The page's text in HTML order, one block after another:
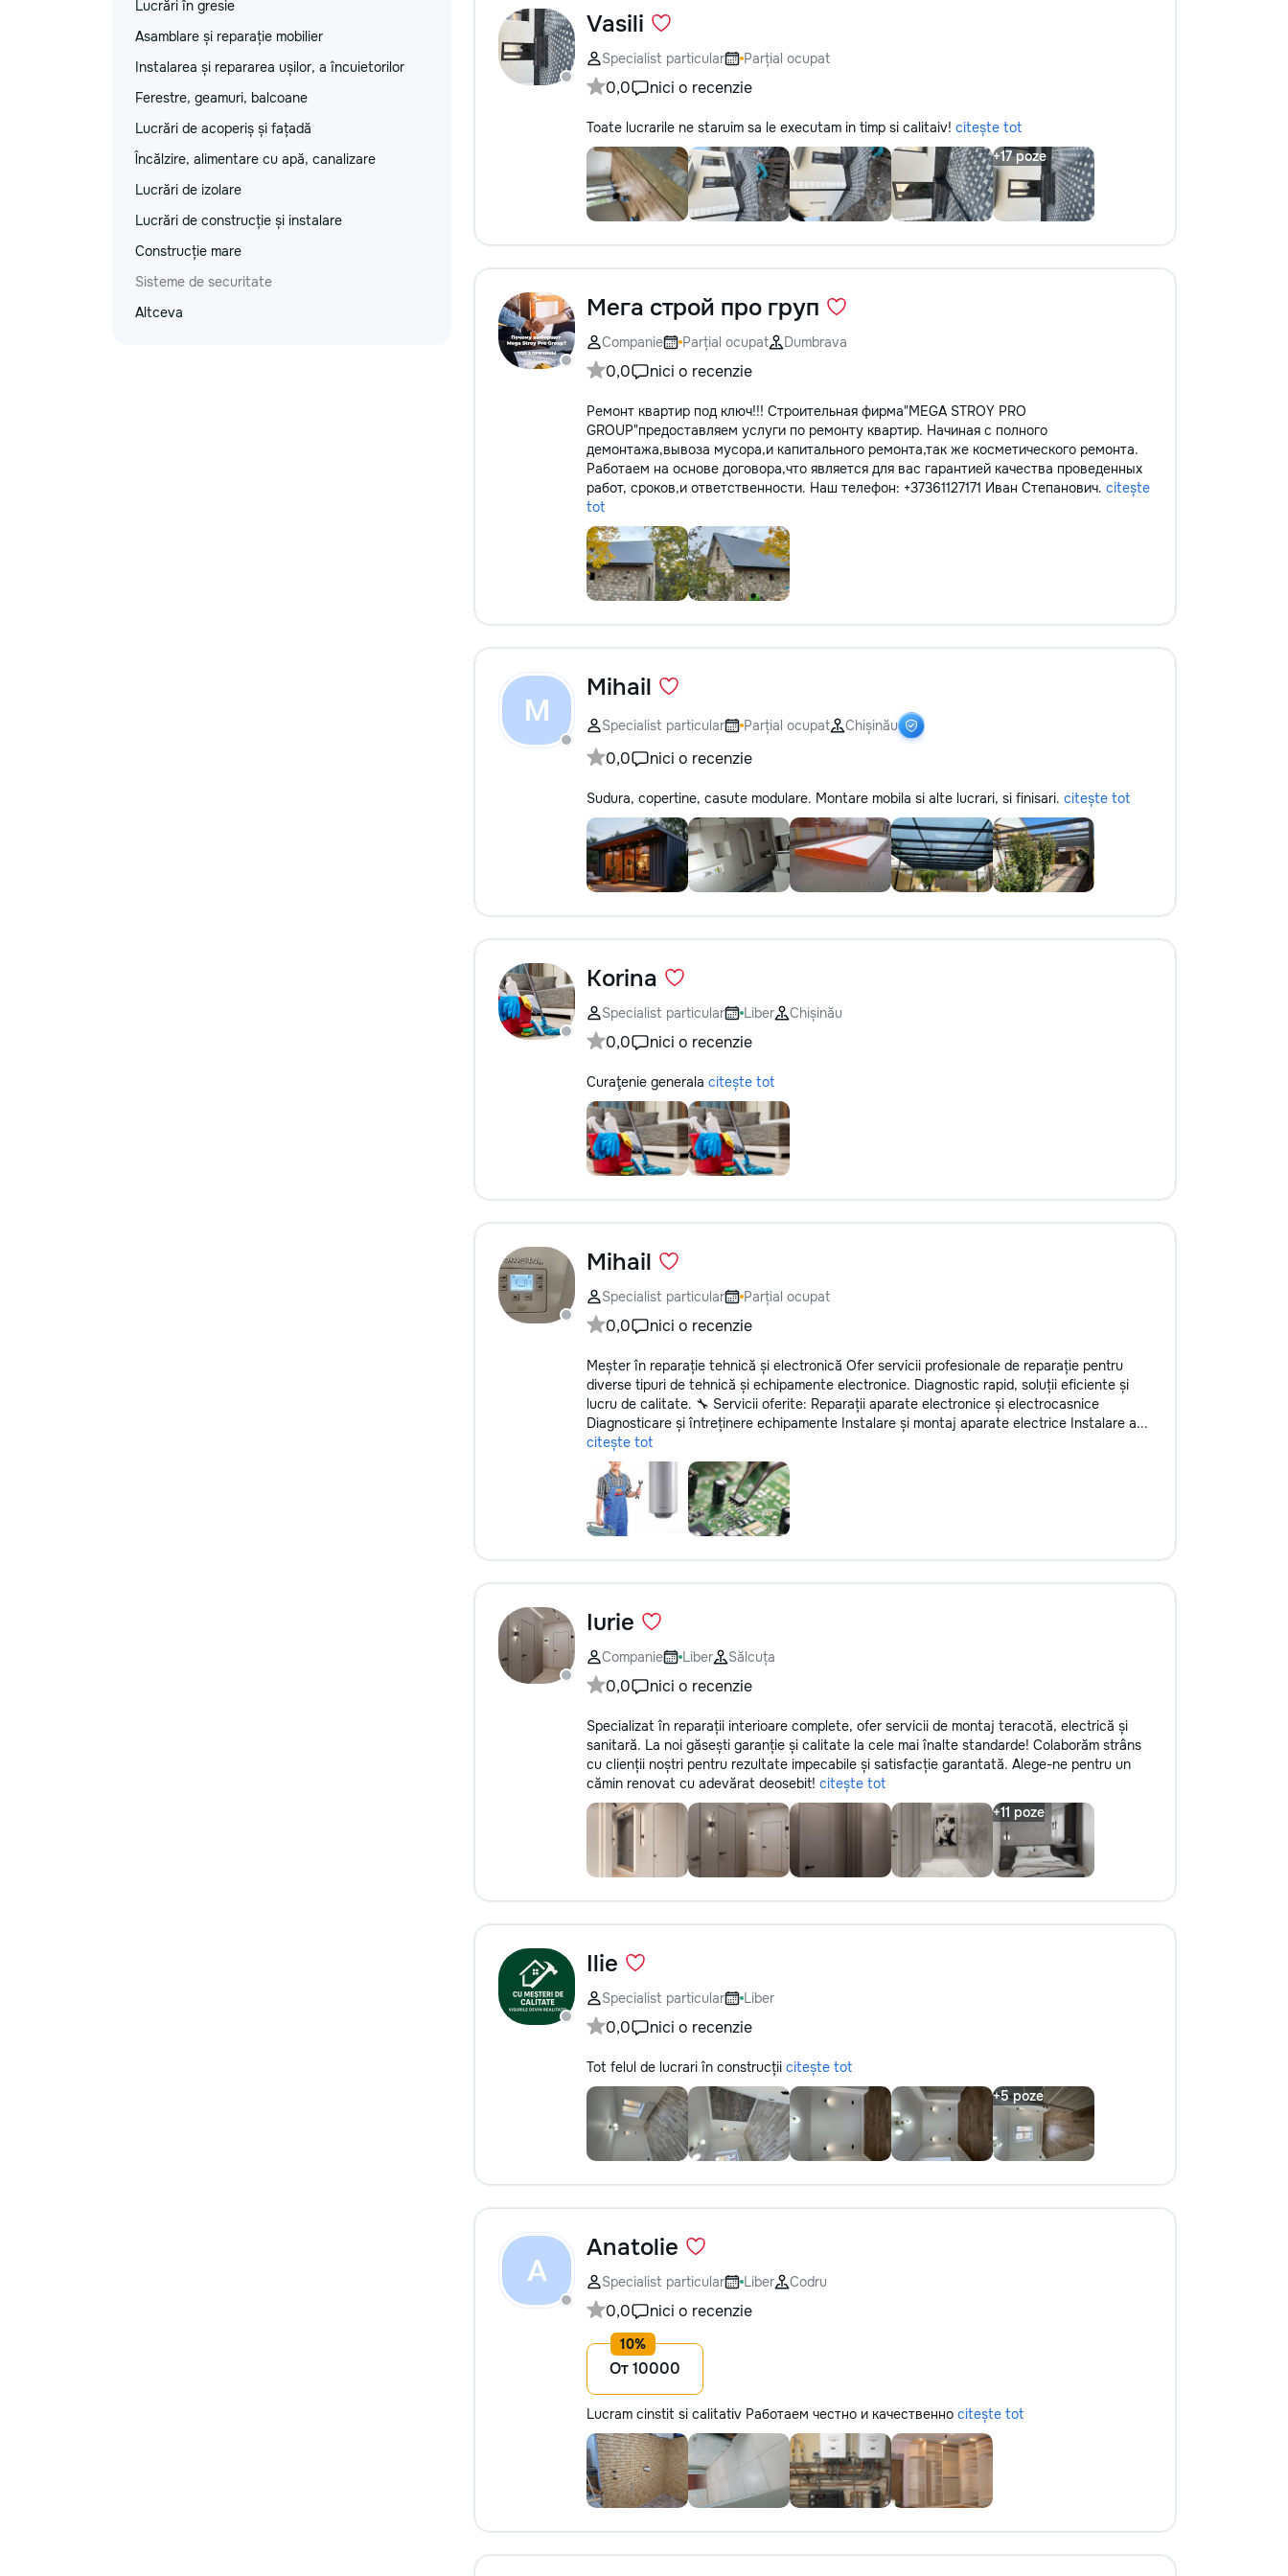
помощь в организации
пространства, установке полок, а
также садоводство и помощь в
уходе за дачей. Почему выбирают
нас? • Профессионализм — опыт и
о качестве работы. • Удобство —
Lucrări în gresie
Asamblare și reparație mobilier
Instalarea și repararea ușilor, a încuietorilor
Ferestre, geamuri, balcoane
Lucrări de acoperiș și fațadă
Încălzire, alimentare cu apă, canalizare
Lucrări de izolare
Lucrări de construcție și instalare
Construcție mare
Sisteme de securitate
Altceva
Vasili
Specialist particular Parțial ocupat
0,0 nici o recenzie
Toate lucrarile ne staruim sa le executam in timp si calitaiv! citește tot
Мега строй про груп
Companie Parțial ocupat Dumbrava
0,0 nici o recenzie
Ремонт квартир под ключ!!! Строительная фирма"MEGA STROY PRO
GROUP"предоставляем услуги по ремонту квартир. Начиная с полного
демонтажа,вывоза мусора,и капитального ремонта,так же косметического ремонта.
Работаем на основе договора,что является для вас гарантией качества проведенных
работ, сроков,и ответственности. Наш телефон: +37361127171 Иван Степанович. citește
tot
M
Mihail
Specialist particular Parțial ocupat Chișinău
0,0 nici o recenzie
Sudura, copertine, casute modulare. Montare mobila si alte lucrari, si finisari. citește tot
Korina
Specialist particular Liber Chișinău
0,0 nici o recenzie
Curaţenie generala citește tot
Mihail
Specialist particular Parțial ocupat
0,0 nici o recenzie
Meșter în reparație tehnică și electronică Ofer servicii profesionale de reparație pentru
diverse tipuri de tehnică și echipamente electronice. Diagnostic rapid, soluții eficiente și
lucru de calitate. 🔧 Servicii oferite: Reparații aparate electronice și electrocasnice
Diagnosticare și întreținere echipamente Instalare și montaj aparate electrice Instalare a...
citește tot
Iurie
Companie Liber Sălcuța
0,0 nici o recenzie
Specializat în reparații interioare complete, ofer servicii de montaj teracotă, electrică și
sanitară. La noi găsești garanție și calitate la cele mai înalte standarde! Colaborăm strâns
cu clienții noștri pentru rezultate impecabile și satisfacție garantată. Alege-ne pentru un
cămin renovat cu adevărat deosebit! citește tot
Ilie
Specialist particular Liber
0,0 nici o recenzie
Tot felul de lucrari în construcții citește tot
A
Anatolie
Specialist particular Liber Codru
0,0 nici o recenzie
От 10000
Lucram cinstit si calitativ Работаем честно и качественно citește tot